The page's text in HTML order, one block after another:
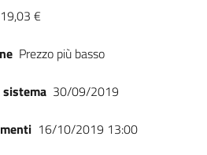
€
Prezzo più basso
sistema 30/09/2019
16/10/2019 13:00